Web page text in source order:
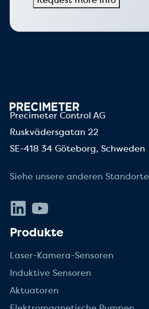
Precimeter Control AG
Ruskvädersgatan 22
SE-418 34 Göteborg, Schweden
Siehe unsere anderen Standorte
LinkedIn
Produkte
Laser-Kamera-Sensoren
Induktive Sensoren
Aktuatoren